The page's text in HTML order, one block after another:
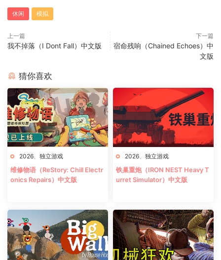
休闲 模拟
上一篇
我不掉落（I Dont Fall）中文版
下一篇
宿命残响（Chained Echoes）中
文版
猜你喜欢
2026 独立游戏
维修物语（ReStory: Chill Electr
onics Repairs）中文版
2026 独立游戏
铁巢重炮（IRON NEST Heavy T
urret Simulator）中文版